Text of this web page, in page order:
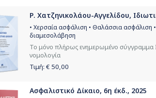
Ρ. Χατζηνικολάου-Αγγελίδου,
• Χερσαία ασφάλιση • Θαλάσσια ασφάλιση
διαμεσολάβηση
Το μόνο πλήρως ενημερωμένο σύγγραμμα
νομολογία
Τιμή: € 50,00
Ασφαλιστικό Δίκαιο, 6η έκδ., 2025